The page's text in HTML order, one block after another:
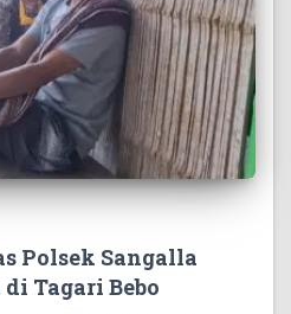
Polsek Sangalla
Tagari Bebo